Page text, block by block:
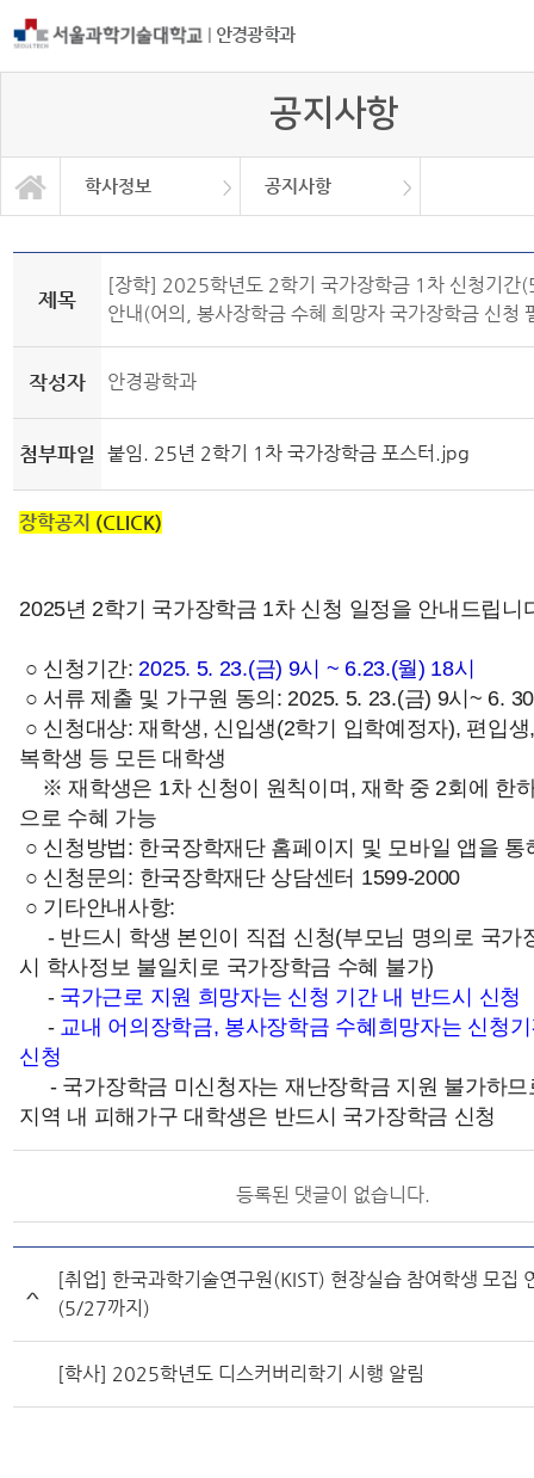
| 안경광학과
공지사항
학사정보 공지사항
학과소개
교과과정
학사정보
대학원
정보광장
커뮤니티
학사일정
공지사항
학과소식
제목
[장학] 2025학년도 2학기 국가장학금 1차 신청기
안내(어의, 봉사장학금 수혜 희망자 국가장학금 신청
작성자 안경광학과
첨부파일 붙임. 25년 2학기 1차 국가장학금 포스터.jpg
장학공지 (CLICK)
2025년 2학기 국가장학금 1차 신청 일정을 안내드립니
○ 신청기간: 2025. 5. 23.(금) 9시 ~ 6.23.(월) 18시
○ 서류 제출 및 가구원 동의: 2025. 5. 23.(금) 9시~ 6.
○ 신청대상: 재학생, 신입생(2학기 입학예정자), 편입
복학생 등 모든 대학생
※ 재학생은 1차 신청이 원칙이며, 재학 중 2회에 한
으로 수혜 가능
○ 신청방법: 한국장학재단 홈페이지 및 모바일 앱을 통
○ 신청문의: 한국장학재단 상담센터 1599-2000
○ 기타안내사항:
- 반드시 학생 본인이 직접 신청(부모님 명의로 국가
시 학사정보 불일치로 국가장학금 수혜 불가)
- 국가근로 지원 희망자는 신청 기간 내 반드시 신청
- 교내 어의장학금, 봉사장학금 수혜희망자는 신청
신청
- 국가장학금 미신청자는 재난장학금 지원 불가하
지역 내 피해가구 대학생은 반드시 국가장학금 신청
등록된 댓글이 없습니다.
[취업] 한국과학기술연구원(KIST) 현장실습 참여학생 모집
(5/27까지)
[학사] 2025학년도 디스커버리학기 시행 알림